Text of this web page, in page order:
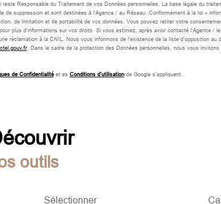
Responsable du Traitement de vos Données personnelles. La base légale du
de suppression et sont destinées à l'Agence / au Réseau. Conformément à la loi «
de limitation et de portabilité de vos données. Vous pouvez retirer votre
plus d’informations sur vos droits. Si vous estimez, après avoir contacté l'Agence /
réclamation à la CNIL. Nous vous informons de l’existence de la liste d'opposition au
. Dans le cadre de la protection des Données personnelles, nous vous
de Confidentialitéet es Conditions d'utilisationde Google s'appliquent.
découvrir
outils
Sélectionner